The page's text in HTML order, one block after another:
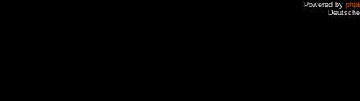
Powered by